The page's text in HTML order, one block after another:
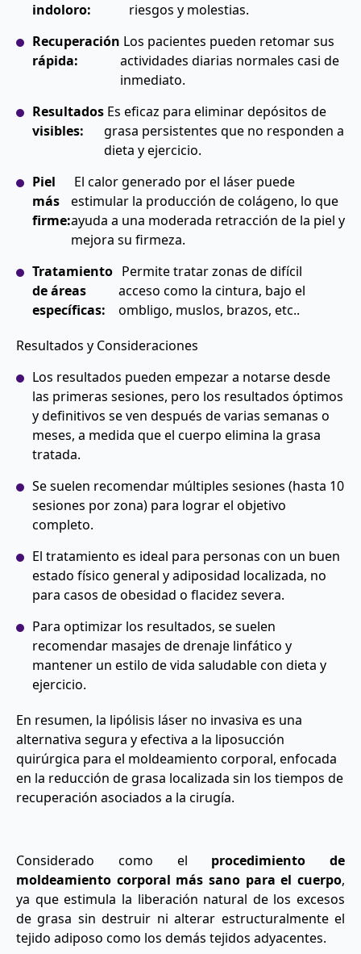
indoloro:
riesgos y molestias.
Recuperación
rápida:
Los pacientes pueden retomar sus
actividades diarias normales casi de
inmediato.
Resultados
visibles:
Es eficaz para eliminar depósitos de
grasa persistentes que no responden a
dieta y ejercicio.
Piel
más
firme:
El calor generado por el láser puede
estimular la producción de colágeno, lo que
ayuda a una moderada retracción de la piel y
mejora su firmeza.
Tratamiento
de áreas
específicas:
Permite tratar zonas de difícil
acceso como la cintura, bajo el
ombligo, muslos, brazos, etc..
Resultados y Consideraciones
Los resultados pueden empezar a notarse desde
las primeras sesiones, pero los resultados óptimos
y definitivos se ven después de varias semanas o
meses, a medida que el cuerpo elimina la grasa
tratada.
Se suelen recomendar múltiples sesiones (hasta 10
sesiones por zona) para lograr el objetivo
completo.
El tratamiento es ideal para personas con un buen
estado físico general y adiposidad localizada, no
para casos de obesidad o flacidez severa.
Para optimizar los resultados, se suelen
recomendar masajes de drenaje linfático y
mantener un estilo de vida saludable con dieta y
ejercicio.
En resumen, la lipólisis láser no invasiva es una
alternativa segura y efectiva a la liposucción
quirúrgica para el moldeamiento corporal, enfocada
en la reducción de grasa localizada sin los tiempos de
recuperación asociados a la cirugía.
Considerado como el procedimiento de
moldeamiento corporal más sano para el cuerpo,
ya que estimula la liberación natural de los excesos
de grasa sin destruir ni alterar estructuralmente el
tejido adiposo como los demás tejidos adyacentes.